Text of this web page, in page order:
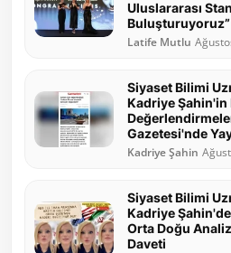
Uluslararası
Buluşturuyoruz”
Latife Mutlu
Siyaset Bilimi
Kadriye Şahin'in
Gazetesi'nde
Kadriye Şahin
Siyaset Bilimi
Kadriye
Orta Doğu
Daveti